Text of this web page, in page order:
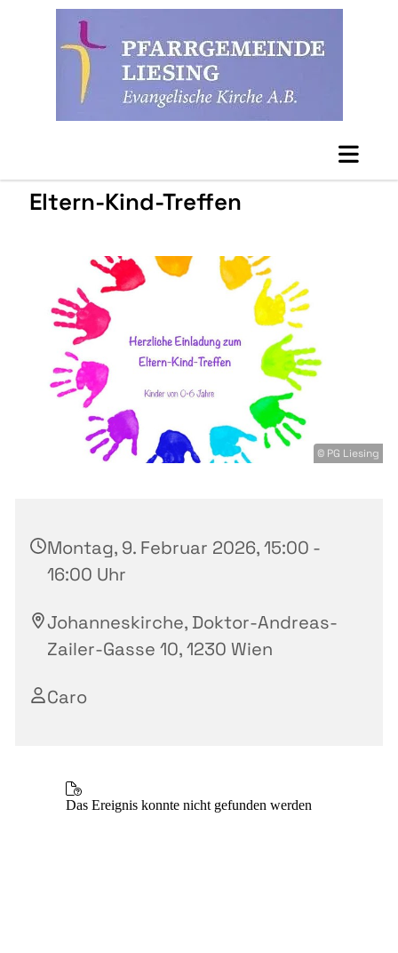
Eltern-Kind-Treffen
© PG Liesing
Montag, 9. Februar 2026, 15:00 -
16:00 Uhr
Johanneskirche, Doktor-Andreas-
Zailer-Gasse 10, 1230 Wien
Caro